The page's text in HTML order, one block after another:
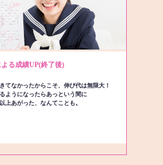
る成績UP(終了後)
てなかったからこそ、伸び代は無限大！
ようになったらあっという間に
上あがった、なんてことも。